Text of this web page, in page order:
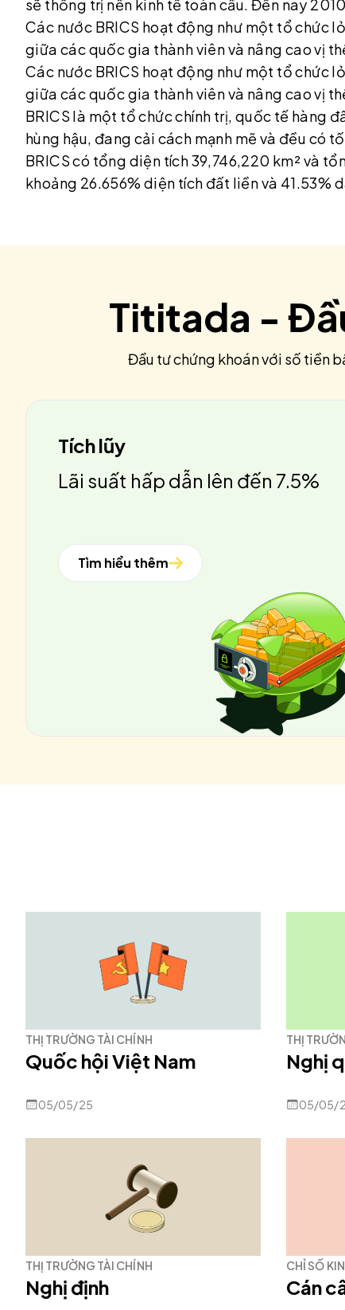
sẽ thống trị nền kinh tế toàn cầu. Đến nay
Các nước BRICS hoạt động như một tổ chức
giữa các quốc gia thành viên và nâng cao vị
Các nước BRICS hoạt động như một tổ chức
giữa các quốc gia thành viên và nâng cao vị
BRICS là một tổ chức chính trị, quốc tế hàng
hùng hậu, đang cải cách mạnh mẽ và đều có
BRICS có tổng diện tích 39,746,220 km² và
khoảng 26.656% diện tích đất liền và 41.53%
Tititada -
Đầu tư chứng khoán với số tiền
Tích lũy
Lãi suất hấp dẫn lên đến 7.5%
Tìm hiểu thêm
THỊ TRƯỜNG TÀI CHÍNH
Quốc hội Việt Nam
05/05/25
THỊ
Nghị
05/05/
THỊ TRƯỜNG TÀI CHÍNH
Nghị định
CHỈ SỐ
Cán